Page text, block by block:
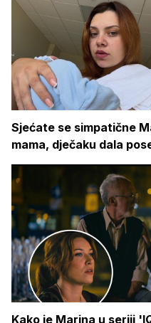
Sjećate se simpatične
mama, dječaku dala
Kako je Marina u seriji